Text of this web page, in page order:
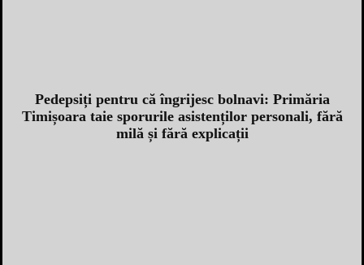
Pedepsiți pentru că îngrijesc bolnavi: Primăria
Timișoara taie sporurile asistenților personali, fără
milă și fără explicații